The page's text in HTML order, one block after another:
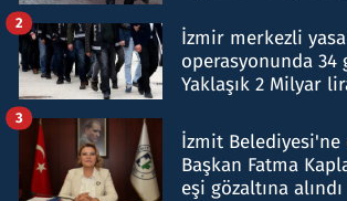
İzmir merkezli yasa
operasyonunda 34
Yaklaşık 2 Milyar
2
İzmit Belediyesi'ne
Başkan Fatma
eşi gözaltına alındı
3